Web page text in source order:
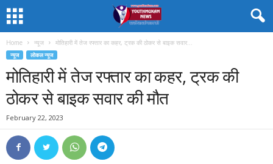
Home न्यूज मोतिहारी में तेज रफ्तार का कहर, ट्रक की ठोकर से बाइक सवार...
न्यूज लोकल न्यूज
मोतिहारी में तेज रफ्तार का कहर, ट्रक की
ठोकर से बाइक सवार की मौत
February 22, 2023